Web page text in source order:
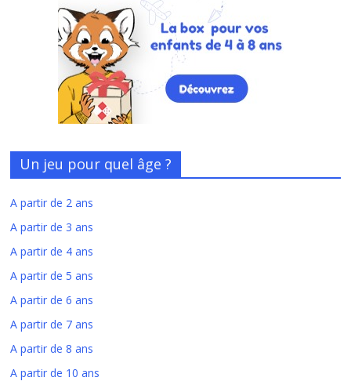
Un jeu pour quel âge ?
A partir de 2 ans
A partir de 3 ans
A partir de 4 ans
A partir de 5 ans
A partir de 6 ans
A partir de 7 ans
A partir de 8 ans
A partir de 10 ans